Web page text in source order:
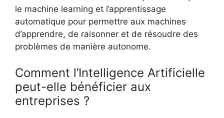
le machine learning et l’apprentissage
automatique pour permettre aux machines
d’apprendre, de raisonner et de résoudre des
problèmes de manière autonome.
Comment l’Intelligence Artificielle
peut-elle bénéficier aux
entreprises ?